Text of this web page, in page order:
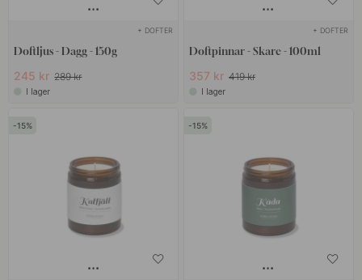
+ DOFTER
Doftljus - Dagg - 150g
245 kr 289 kr
I lager
+ DOFTER
Doftpinnar - Skare - 100ml
357 kr 419 kr
I lager
15 15